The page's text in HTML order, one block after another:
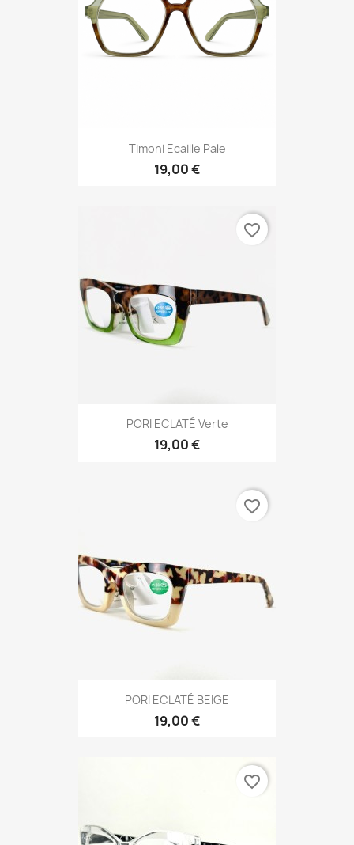
Timoni Ecaille Pale
19,00 €
PORI ECLATÉ Verte
19,00 €
favorite_border
PORI ECLATÉ BEIGE
19,00 €
favorite_border
favorite_border